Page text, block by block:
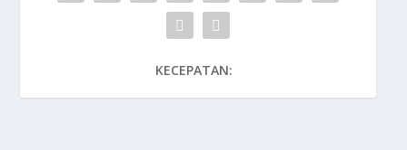
KECEPATAN: